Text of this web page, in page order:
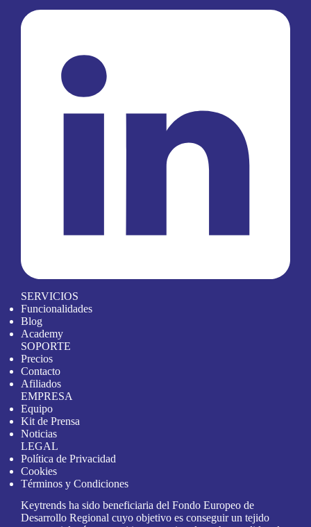
SERVICIOS
Funcionalidades
Blog
Academy
SOPORTE
Precios
Contacto
Afiliados
EMPRESA
Equipo
Kit de Prensa
Noticias
LEGAL
Política de Privacidad
Cookies
Términos y Condiciones
Keytrends ha sido beneficiaria del Fondo Europeo de
Desarrollo Regional cuyo objetivo es conseguir un tejido